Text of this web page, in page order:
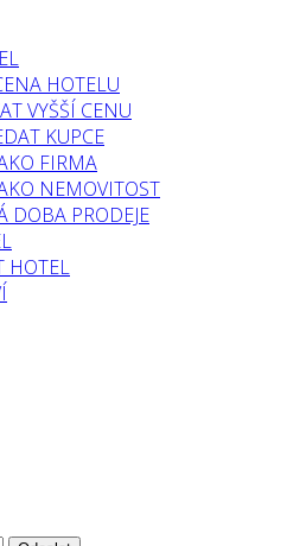
HOTELU
VYŠŠÍ CENU
KUPCE
FIRMA
NEMOVITOST
DOBA PRODEJE
HOTEL